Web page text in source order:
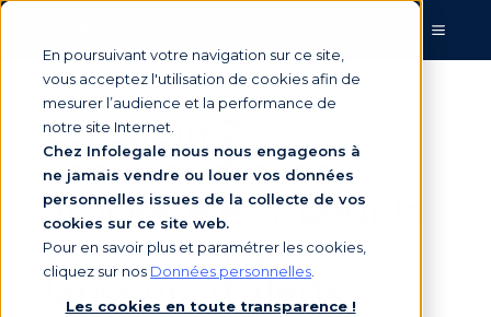
En poursuivant votre navigation sur ce site,
vous acceptez l'utilisation de cookies afin de
mesurer l’audience et la performance de
notre site Internet.
Chez Infolegale nous nous engageons à
ne jamais vendre ou louer vos données
personnelles issues de la collecte de vos
cookies sur ce site web.
Pour en savoir plus et paramétrer les cookies,
cliquez sur nos Données personnelles
Les cookies en toute transparence !
Loi Sapin 2 :
comprendre les
articles 6 et 7 pour la
protection des
lanceurs d’alerte